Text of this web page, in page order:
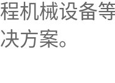
程机械设备
决方案。